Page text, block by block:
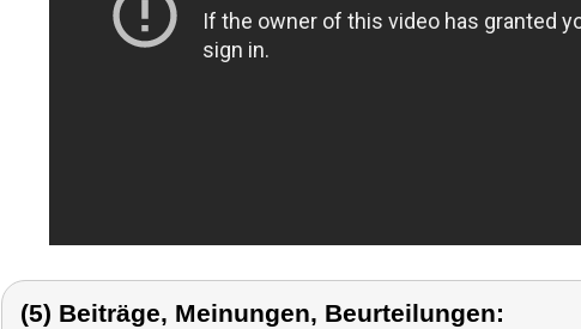
(5) Beiträge, Meinungen, Beurteilungen: